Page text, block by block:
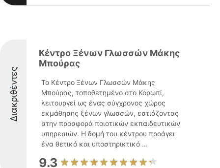
Διακριθέντες
Κέντρο Ξένων Γλωσσών Μάκης
Μπούρας
Το Κέντρο Ξένων Γλωσσών Μάκης
Μπούρας, τοποθετημένο στο Κορωπί,
λειτουργεί ως ένας σύγχρονος χώρος
εκμάθησης ξένων γλωσσών, εστιάζοντας
στην προσφορά ποιοτικών εκπαιδευτικών
υπηρεσιών. Η δομή του κέντρου προάγει
ένα θετικό και υποστηρικτικό ...
9.3